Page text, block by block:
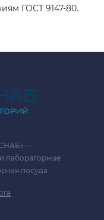
ГОСТ 9147-80.
—
лабораторные
посуда.